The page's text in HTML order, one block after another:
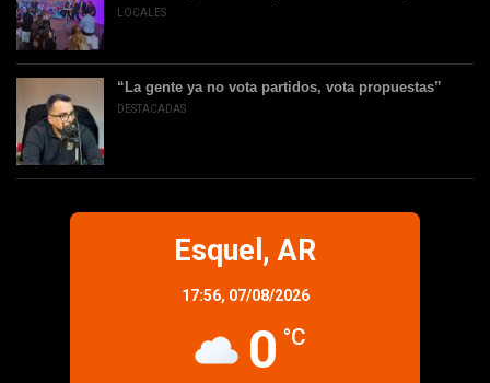
LOCALES
“La gente ya no vota partidos, vota propuestas”
DESTACADAS
Esquel, AR
17:56, 07/08/2026
0 °C